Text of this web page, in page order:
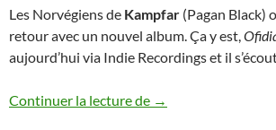
Les Norvégiens de Kampfar (Pagan Black)
retour avec un nouvel album. Ça y est,
aujourd’hui via Indie Recordings et il
Continuer la lecture de Kampfar : sortie de
→